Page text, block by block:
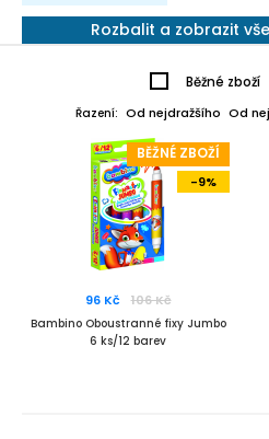
Rozbalit a zobrazit
Běžné zboží
Řazení: Od nejdražšího Od
BĚŽNÉ ZBOŽÍ
-9%
96 Kč 106 Kč
Bambino Oboustranné fixy Jumbo
6 ks/12 barev